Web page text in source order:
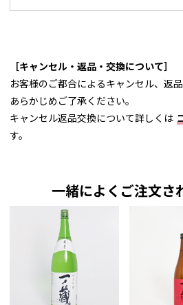
［キャンセル・返品・交換について］
お客様のご都合によるキャンセル、返
あらかじめご了承ください。
キャンセル返品交換について詳しくは
す。
一緒によくご注文さ